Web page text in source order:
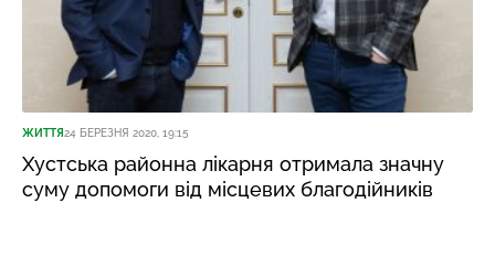
ЖИТТЯ24 БЕРЕЗНЯ 2020, 19:15
Хустська районна лікарня отримала значну
суму допомоги від місцевих благодійників